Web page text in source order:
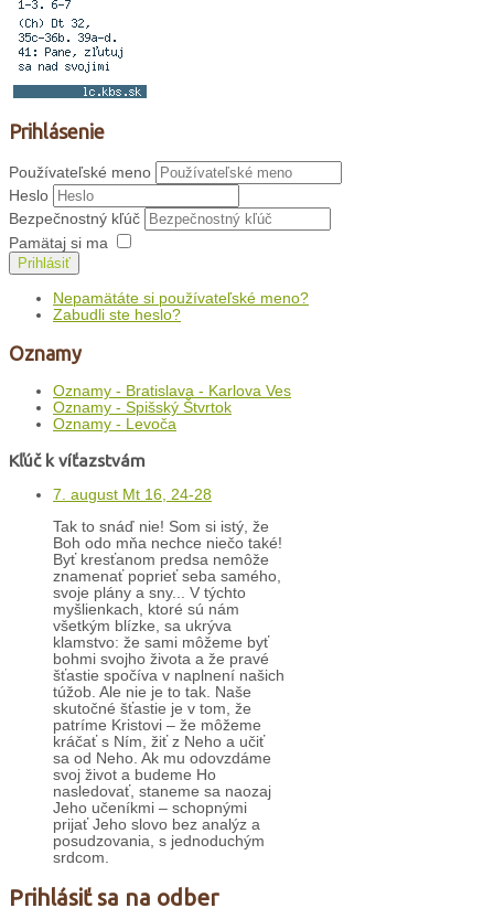
Prihlásenie
Používateľské meno
Heslo
Bezpečnostný kľúč
Pamätaj si ma
Prihlásiť
Nepamätáte si používateľské meno?
Zabudli ste heslo?
Oznamy
Oznamy - Bratislava - Karlova Ves
Oznamy - Spišský Štvrtok
Oznamy - Levoča
Kľúč k víťazstvám
7. august Mt 16, 24-28
Tak to snáď nie! Som si istý, že
Boh odo mňa nechce niečo také!
Byť kresťanom predsa nemôže
znamenať poprieť seba samého,
svoje plány a sny... V týchto
myšlienkach, ktoré sú nám
všetkým blízke, sa ukrýva
klamstvo: že sami môžeme byť
bohmi svojho života a že pravé
šťastie spočíva v naplnení našich
túžob. Ale nie je to tak. Naše
skutočné šťastie je v tom, že
patríme Kristovi – že môžeme
kráčať s Ním, žiť z Neho a učiť
sa od Neho. Ak mu odovzdáme
svoj život a budeme Ho
nasledovať, staneme sa naozaj
Jeho učeníkmi – schopnými
prijať Jeho slovo bez analýz a
posudzovania, s jednoduchým
srdcom.
Prihlásiť sa na odber